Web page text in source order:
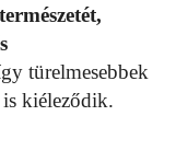
türelmesebbek
kiéleződik.